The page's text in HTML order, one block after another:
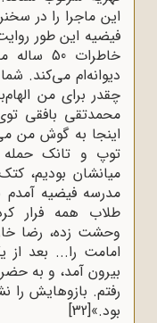
فیضیه این طور
خاطرات
دیوانه‌ام می‌کند.
چقدر برای من
محمدتقی بافقی
اینجا به گوش من
توپ و تانک حمله
میانشان بودیم،
مدرسه فیضیه
طلاب همه فرار
وحشت زده، رضا
امامت را... بعد از
بیرون آمد، و به
رفتم. بازوهایش را
بود.»[32]